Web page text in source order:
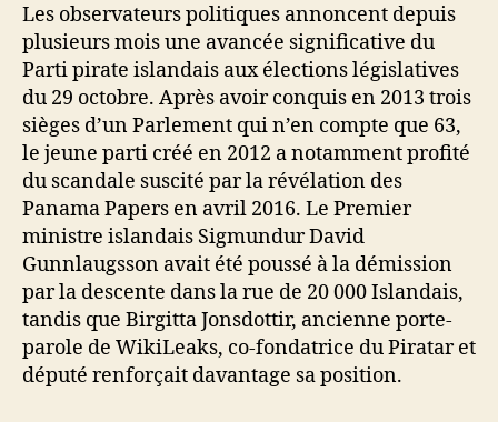
Les observateurs politiques annoncent depuis
plusieurs mois une avancée significative du
Parti pirate islandais aux élections législatives
du 29 octobre. Après avoir conquis en 2013 trois
sièges d’un Parlement qui n’en compte que 63,
le jeune parti créé en 2012 a notamment profité
du scandale suscité par la révélation des
Panama Papers en avril 2016. Le Premier
ministre islandais Sigmundur David
Gunnlaugsson avait été poussé à la démission
par la descente dans la rue de 20 000 Islandais,
tandis que Birgitta Jonsdottir, ancienne porte-
parole de WikiLeaks, co-fondatrice du Piratar et
député renforçait davantage sa position.